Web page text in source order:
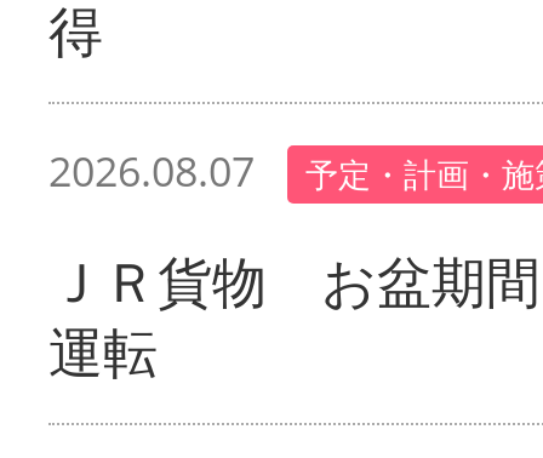
得
2026.08.07 予定・計画・
ＪＲ貨物 お盆期
運転